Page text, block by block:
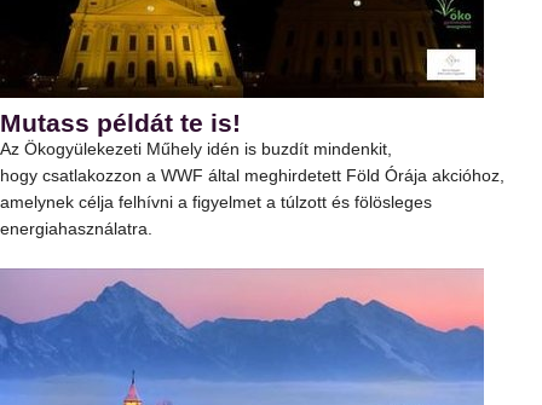
Mutass példát te is!
Az Ökogyülekezeti Műhely idén is buzdít mindenkit,
hogy csatlakozzon a WWF által meghirdetett Föld Órája akcióhoz,
amelynek célja felhívni a figyelmet a túlzott és fölösleges
energiahasználatra.